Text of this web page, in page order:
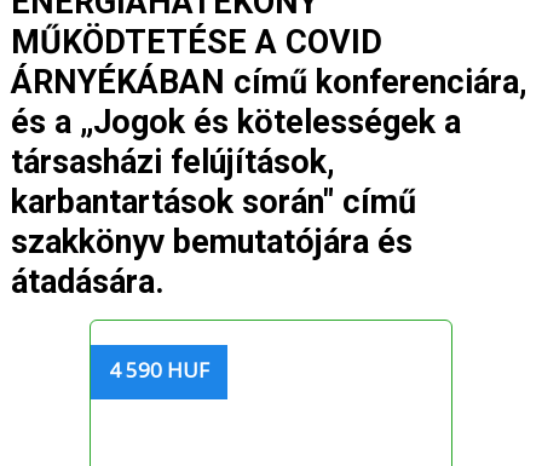
MŰKÖDTETÉSE A COVID
ÁRNYÉKÁBAN című konferenciára,
és a „Jogok és kötelességek a
társasházi felújítások,
karbantartások során" című
szakkönyv bemutatójára és
átadására.
4 590 HUF